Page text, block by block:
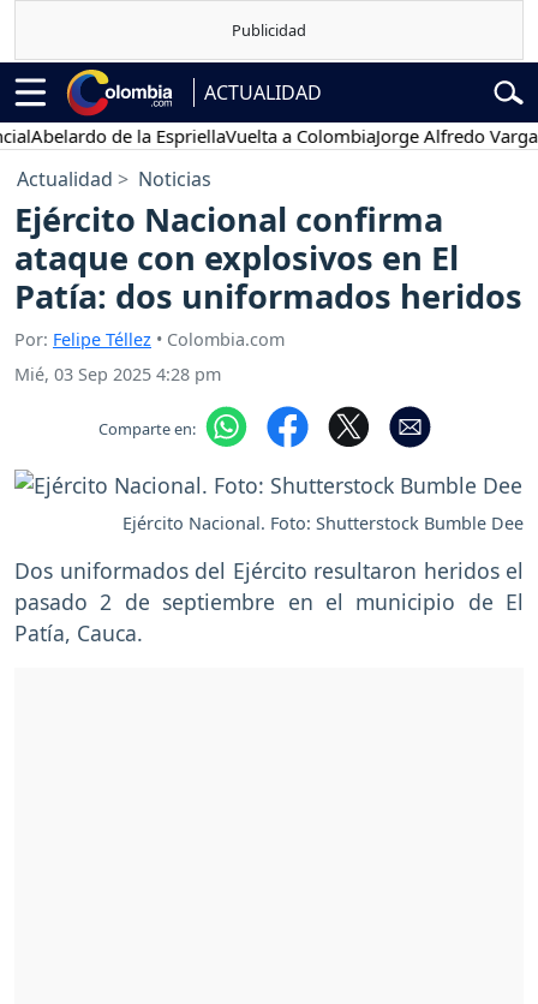
ACTUALIDAD
de la EspriellaVuelta a ColombiaJorge Alfredo Vargas
Actualidad Noticias
Ejército Nacional confirma
ataque con explosivos en El
Patía: dos uniformados heridos
Por: Felipe Téllez • Colombia.com
Mié, 03 Sep 2025 4:28 pm
Comparte en:
Ejército Nacional. Foto: Shutterstock Bumble Dee
Dos uniformados del Ejército resultaron heridos el
pasado 2 de septiembre en el municipio de El
Patía, Cauca.